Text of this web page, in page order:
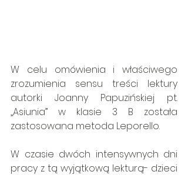
W celu omówienia i właściwego
zrozumienia sensu treści lektury
autorki Joanny Papuzińskiej pt.
„Asiunia” w klasie 3 B została
zastosowana metoda Leporello.
W czasie dwóch intensywnych dni
pracy z tą wyjątkową lekturą- dzieci